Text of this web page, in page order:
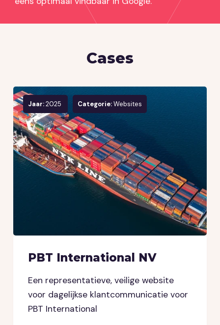
Cases
Jaar:2025 Categorie:Websites
PBT International NV
Een representatieve, veilige website
voor dagelijkse klantcommunicatie voor
PBT International